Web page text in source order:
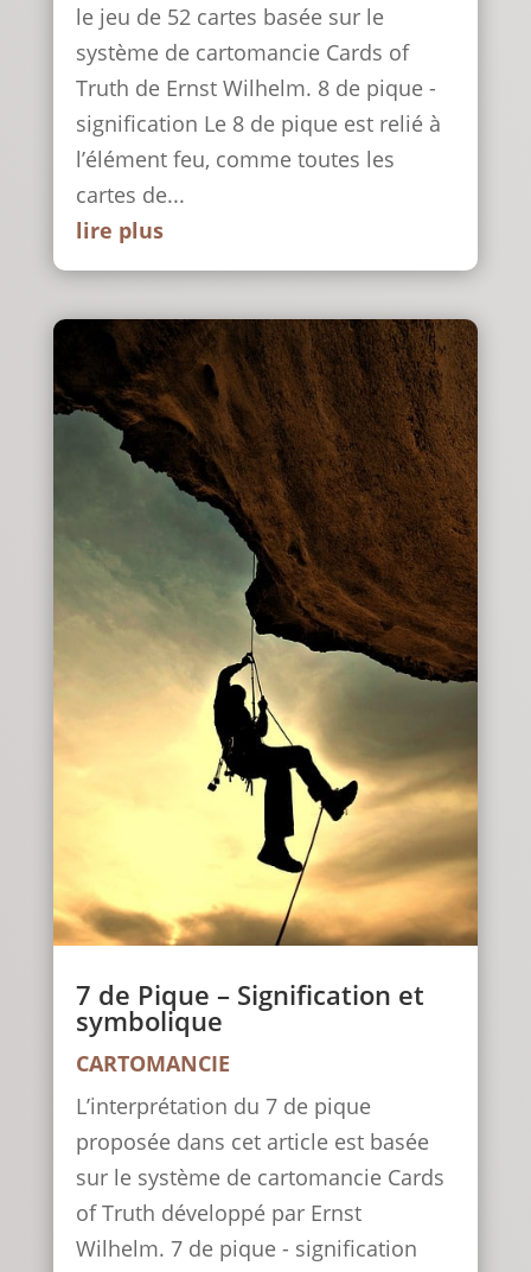
le jeu de 52 cartes basée sur le
système de cartomancie Cards of
Truth de Ernst Wilhelm. 8 de pique -
signification Le 8 de pique est relié à
l’élément feu, comme toutes les
cartes de...
lire plus
7 de Pique – Signification et
symbolique
CARTOMANCIE
L’interprétation du 7 de pique
proposée dans cet article est basée
sur le système de cartomancie Cards
of Truth développé par Ernst
Wilhelm. 7 de pique - signification